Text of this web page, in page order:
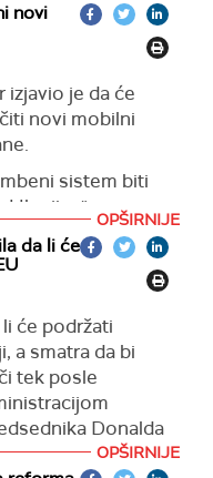
novi
izjavio je da će
novi mobilni
sistem biti
Britanija će
garantuje
o tom pitanju
i
Starmer.
OPŠIRNIJE
da li će
će podržati
a smatra da bi
tek posle
Donalda
ministar za
OPŠIRNIJE